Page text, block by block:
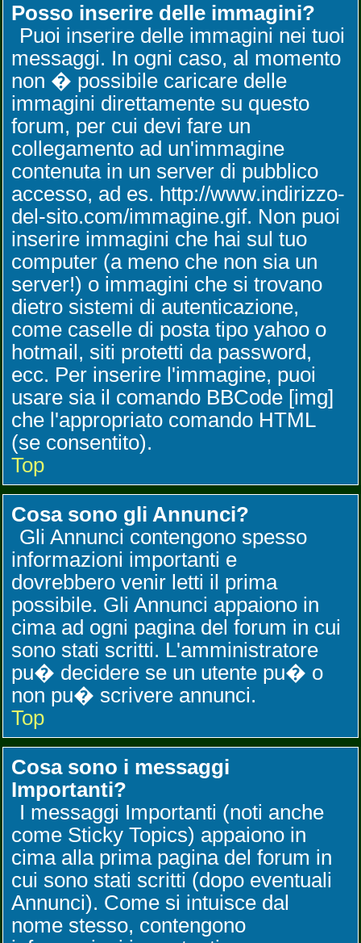
Posso inserire delle immagini?
Puoi inserire delle immagini nei tuoi
messaggi. In ogni caso, al momento
non � possibile caricare delle
immagini direttamente su questo
forum, per cui devi fare un
collegamento ad un'immagine
contenuta in un server di pubblico
accesso, ad es. http://www.indirizzo-
del-sito.com/immagine.gif. Non puoi
inserire immagini che hai sul tuo
computer (a meno che non sia un
server!) o immagini che si trovano
dietro sistemi di autenticazione,
come caselle di posta tipo yahoo o
hotmail, siti protetti da password,
ecc. Per inserire l'immagine, puoi
usare sia il comando BBCode [img]
che l'appropriato comando HTML
(se consentito).
Top
Cosa sono gli Annunci?
Gli Annunci contengono spesso
informazioni importanti e
dovrebbero venir letti il prima
possibile. Gli Annunci appaiono in
cima ad ogni pagina del forum in cui
sono stati scritti. L'amministratore
pu� decidere se un utente pu� o
non pu� scrivere annunci.
Top
Cosa sono i messaggi
Importanti?
I messaggi Importanti (noti anche
come Sticky Topics) appaiono in
cima alla prima pagina del forum in
cui sono stati scritti (dopo eventuali
Annunci). Come si intuisce dal
nome stesso, contengono